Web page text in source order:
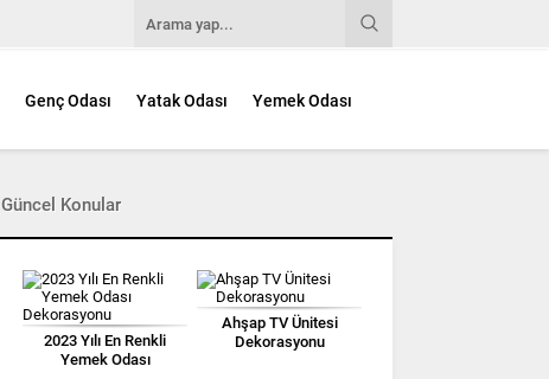
Genç Odası Yatak Odası Yemek Odası
Güncel Konular
2023 Yılı En Renkli
Yemek Odası
Ahşap TV Ünitesi
Dekorasyonu